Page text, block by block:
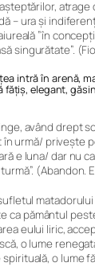
atrage
– ura și
”în
singurătate”.
intră în arenă,
fățiș, elegant,
având drept
în urmă/ privește
e luna/ dar nu
(Abandon.
ca pământul
eului liric,
o lume
o lume